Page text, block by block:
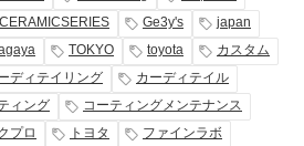
Ge3y's
japan
TOKYO toyota
カスタム
ディテイリング
カーディテイル
ィング
コーティングメンテナンス
プロ トヨタ
ファインラボ